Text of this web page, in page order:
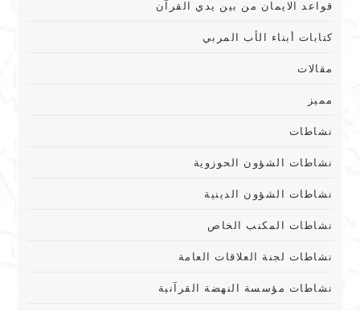
قواعد الايمان من بين يدي القرآن
كتابات أبناء الأب المربي
مقالات
مميز
نشاطات
نشاطات الشؤون الحوزوية
نشاطات الشؤون الدينية
نشاطات المكنب الخاص
نشاطات لجنة العلاقات العامة
نشاطات مؤسسة النهضة القرآنية